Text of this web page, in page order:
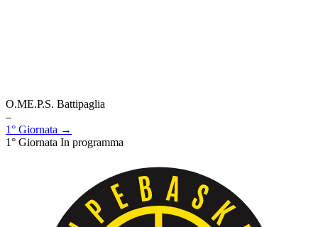
O.ME.P.S. Battipaglia
–
1° Giornata →
1° Giornata In programma